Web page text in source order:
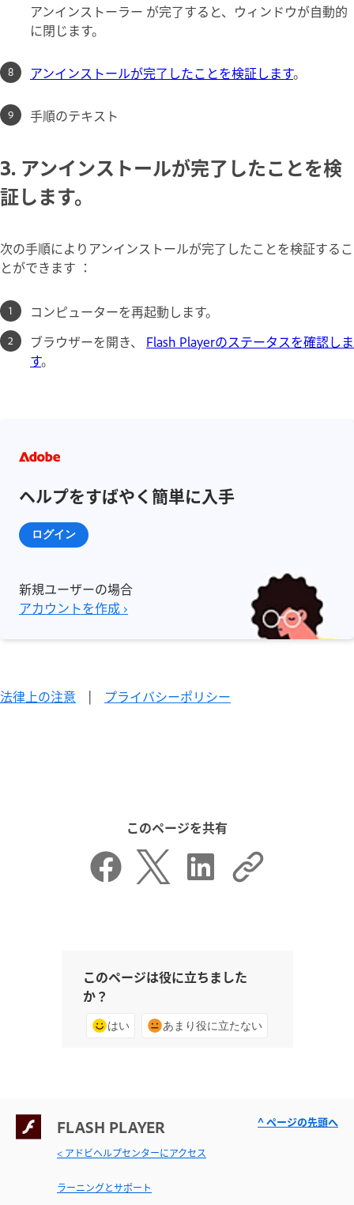
アンインストーラー が完了すると、ウィンドウが自動的
に閉じます。
アンインストールが完了したことを検証します。
手順のテキスト
3. アンインストールが完了したことを検
証します。
次の手順によりアンインストールが完了したことを検証するこ
とができます ：
コンピューターを再起動します。
ブラウザーを開き、 Flash Playerのステータスを確認しま
す。
ヘルプをすばやく簡単に入手
ログイン
新規ユーザーの場合
アカウントを作成 ›
法律上の注意 | プライバシーポリシー
このページを共有
このページは役に立ちました
か？
はい あまり役に立たない
FLASH PLAYER
< アドビヘルプセンターにアクセス
ラーニングとサポート
^ ページの先頭へ